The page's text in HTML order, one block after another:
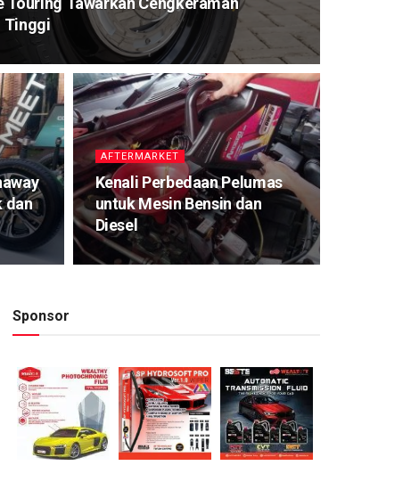
Tinggi
dan
AFTERMARKET
Kenali Perbedaan Pelumas
untuk Mesin Bensin dan
Diesel
Sponsor